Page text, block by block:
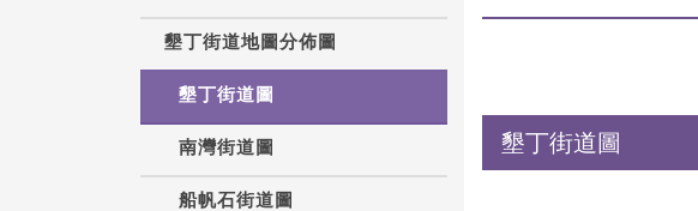
墾丁街道地圖分佈圖
墾丁街道圖
南灣街道圖
船帆石街道圖
墾丁街道圖